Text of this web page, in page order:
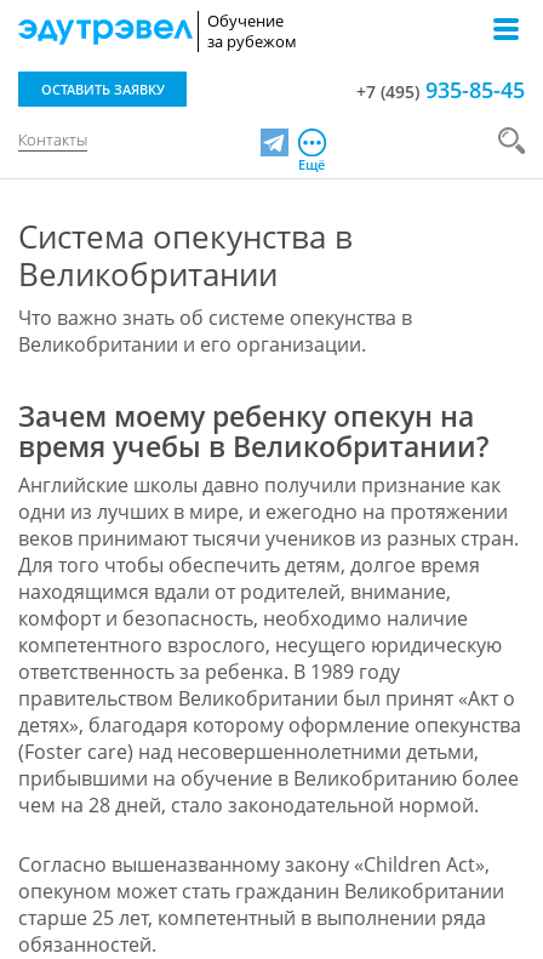
Обучение
за рубежом
Контакты
ОСТАВИТЬ ЗАЯВКУ +7 (495) 935-85-45
TelegramЕщё
Система опекунства в
Великобритании
Что важно знать об системе опекунства в
Великобритании и его организации.
Зачем моему ребенку опекун на
время учебы в Великобритании?
Английские школы давно получили признание как
одни из лучших в мире, и ежегодно на протяжении
веков принимают тысячи учеников из разных стран.
Для того чтобы обеспечить детям, долгое время
находящимся вдали от родителей, внимание,
комфорт и безопасность, необходимо наличие
компетентного взрослого, несущего юридическую
ответственность за ребенка. В 1989 году
правительством Великобритании был принят «Акт о
детях», благодаря которому оформление опекунства
(Foster care) над несовершеннолетними детьми,
прибывшими на обучение в Великобританию более
чем на 28 дней, стало законодательной нормой.
Согласно вышеназванному закону «Children Act»,
опекуном может стать гражданин Великобритании
старше 25 лет, компетентный в выполнении ряда
обязанностей.